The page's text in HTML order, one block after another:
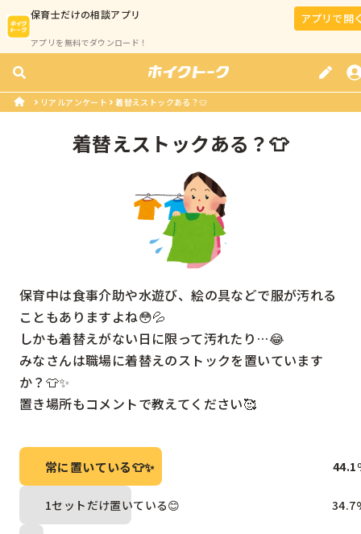
保育士だけの相談アプリ
アプリを無料でダウンロード！
アプリで開
リアルアンケート 着替えストックある？👕
着替えストックある？👕
保育中は食事介助や水遊び、絵の具などで服が汚れる
こともありますよね😳💦
しかも着替えがない日に限って汚れたり…😂
みなさんは職場に着替えのストックを置いています
か？👕✨
置き場所もコメントで教えてください🥰
常に置いている👕✨ 44.1
1セットだけ置いている😊 34.7